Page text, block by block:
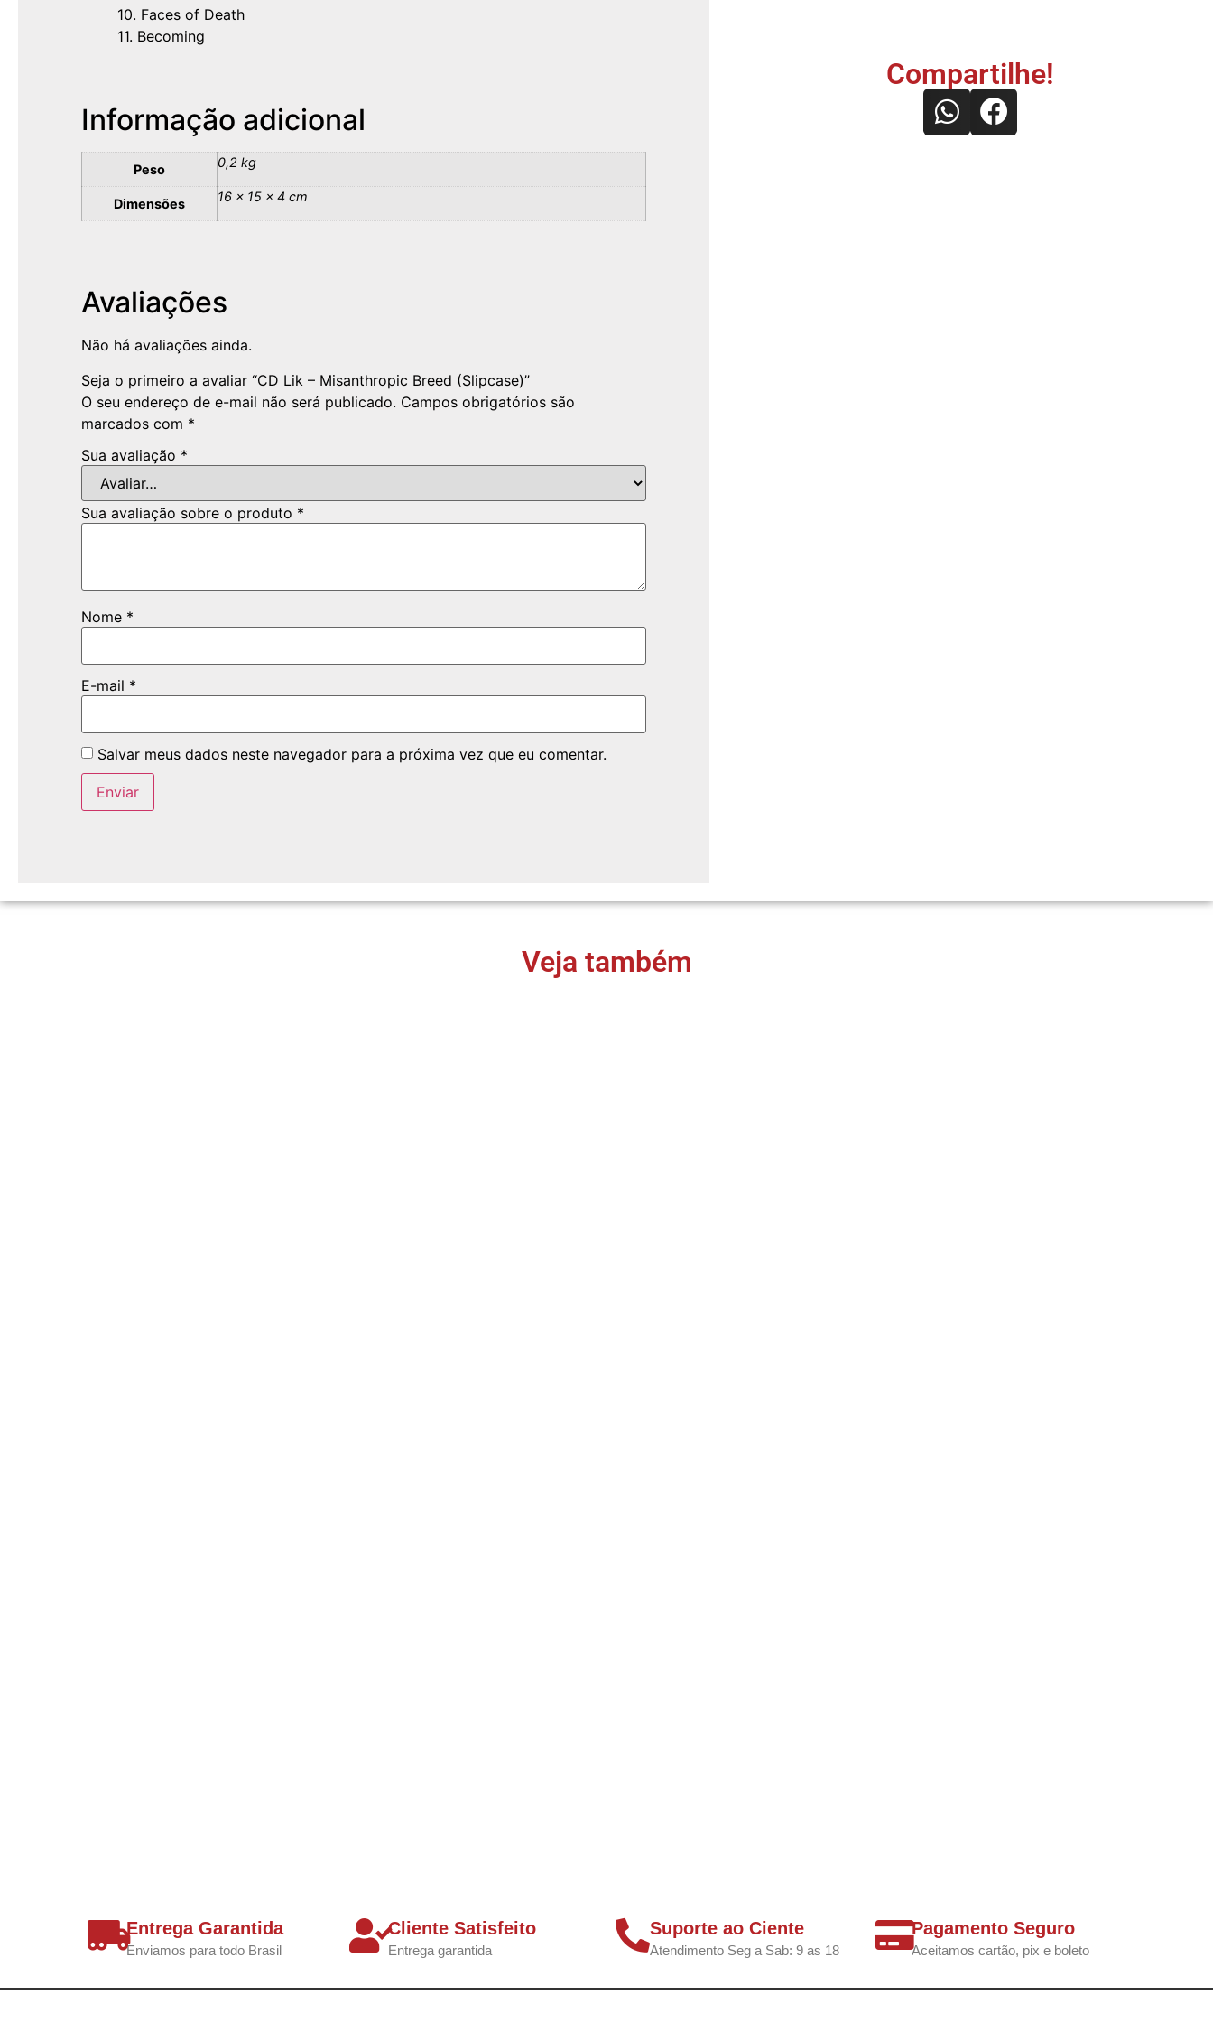
10. Faces of Death
11. Becoming
Informação adicional
Peso 0,2 kg
Dimensões 16 × 15 × 4 cm
Avaliações
Não há avaliações ainda.
Seja o primeiro a avaliar “CD Lik – Misanthropic Breed (Slipcase)”
O seu endereço de e-mail não será publicado. Campos obrigatórios são
marcados com *
Sua avaliação *
Sua avaliação sobre o produto *
Nome *
E-mail *
Salvar meus dados neste navegador para a próxima vez que eu comentar.
Compartilhe!
Veja também
Entrega Garantida
Enviamos para todo Brasil
Cliente Satisfeito
Entrega garantida
Suporte ao Ciente
Atendimento Seg a Sab: 9 as 18
Pagamento Seguro
Aceitamos cartão, pix e boleto